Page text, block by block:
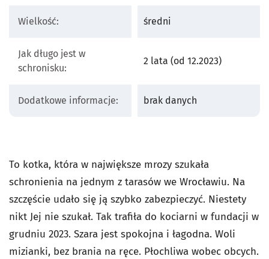
Wielkość: średni
Jak długo jest w
schronisku:
2 lata (od 12.2023)
Dodatkowe informacje: brak danych
To kotka, która w największe mrozy szukała
schronienia na jednym z tarasów we Wrocławiu. Na
szczęście udało się ją szybko zabezpieczyć. Niestety
nikt Jej nie szukał. Tak trafiła do kociarni w fundacji w
grudniu 2023. Szara jest spokojna i łagodna. Woli
mizianki, bez brania na ręce. Płochliwa wobec obcych.